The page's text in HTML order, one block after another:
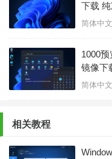
下载
简体中文
1000
镜像下
简体中文
相关教程